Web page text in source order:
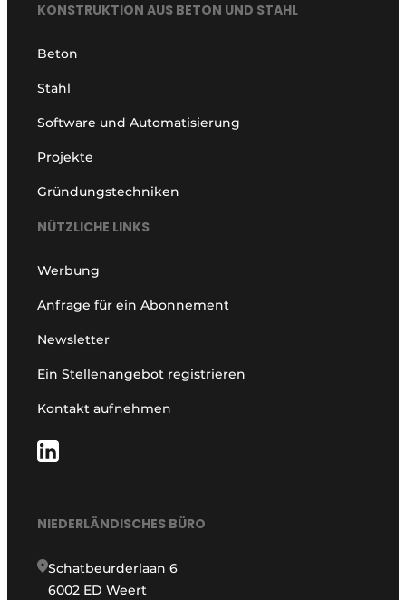
KONSTRUKTION AUS BETON UND STAHL
Beton
Stahl
Software und Automatisierung
Projekte
Gründungstechniken
NÜTZLICHE LINKS
Werbung
Anfrage für ein Abonnement
Newsletter
Ein Stellenangebot registrieren
Kontakt aufnehmen
NIEDERLÄNDISCHES BÜRO
Schatbeurderlaan 6
6002 ED Weert